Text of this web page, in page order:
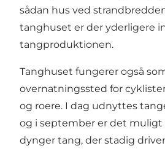
sådan hus ved
tanghuset er der yderligere
tangproduktionen.
Tanghuset fungerer også
overnatningssted for
og roere. I dag udnyttes
og i september er det muligt
dynger tang, der stadig